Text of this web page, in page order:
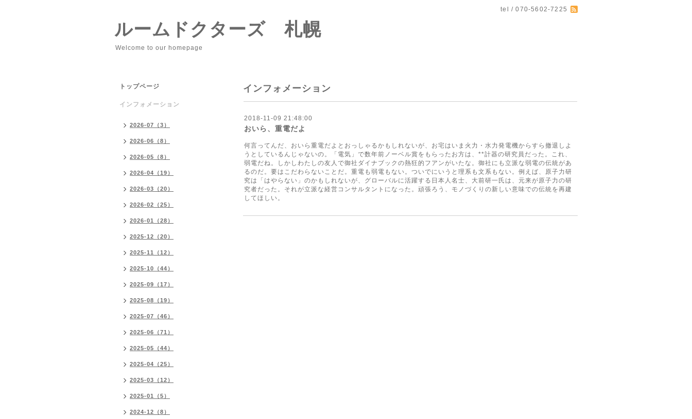
tel / 070-5602-7225
ルームドクターズ 札幌
Welcome to our homepage
インフォメーション
2018-11-09 21:48:00
おいら、重電だよ
何言ってんだ、おいら重電だよとおっしゃるかもしれないが、お宅はいま火力・水力発電機からすら撤退しよ
うとしているんじゃないの。「電気」で数年前ノーベル賞をもらったお方は、**計器の研究員だった。これ、
弱電だね。しかしわたしの友人で御社ダイナブックの熱狂的フアンがいたな。御社にも立派な弱電の伝統があ
るのだ。要はこだわらないことだ。重電も弱電もない。ついでにいうと理系も文系もない。例えば、原子力研
究は「はやらない」のかもしれないが、グローバルに活躍する日本人名士、大前研一氏は、元来が原子力の研
究者だった。それが立派な経営コンサルタントになった。頑張ろう、モノづくりの新しい意味での伝統を再建
してほしい。
トップページ
インフォメーション
2026-07（3）
2026-06（8）
2026-05（8）
2026-04（19）
2026-03（20）
2026-02（25）
2026-01（28）
2025-12（20）
2025-11（12）
2025-10（44）
2025-09（17）
2025-08（19）
2025-07（46）
2025-06（71）
2025-05（44）
2025-04（25）
2025-03（12）
2025-01（5）
2024-12（8）